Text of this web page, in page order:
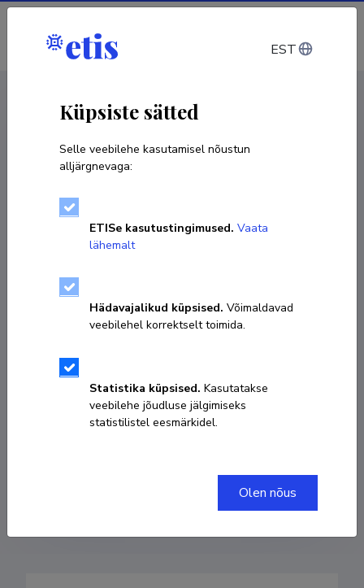
Sisene
Sünniaeg 17. aprill 1990
KOPEERI LINK
EST
Küpsiste sätted
Selle veebilehe kasutamisel nõustun
alljärgnevaga:
ETISe kasutustingimused. Vaata
lähemalt
Hädavajalikud küpsised. Võimaldavad
veebilehel korrektselt toimida.
Statistika küpsised. Kasutatakse
veebilehe jõudluse jälgimiseks
statistilistel eesmärkidel.
Olen nõus